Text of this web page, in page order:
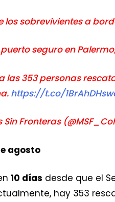
los sobrevivientes a
puerto seguro en
las 353 personas
https://t.co/
Sin Fronteras
agosto
10 días desde que el
hay 353